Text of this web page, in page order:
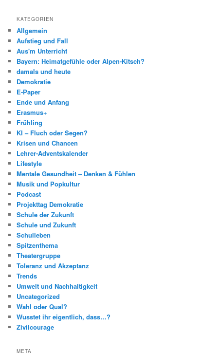
KATEGORIEN
Allgemein
Aufstieg und Fall
Aus'm Unterricht
Bayern: Heimatgefühle oder Alpen-Kitsch?
damals und heute
Demokratie
E-Paper
Ende und Anfang
Erasmus+
Frühling
KI – Fluch oder Segen?
Krisen und Chancen
Lehrer-Adventskalender
Lifestyle
Mentale Gesundheit – Denken & Fühlen
Musik und Popkultur
Podcast
Projekttag Demokratie
Schule der Zukunft
Schule und Zukunft
Schulleben
Spitzenthema
Theatergruppe
Toleranz und Akzeptanz
Trends
Umwelt und Nachhaltigkeit
Uncategorized
Wahl oder Qual?
Wusstet ihr eigentlich, dass…?
Zivilcourage
META